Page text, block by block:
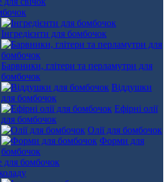
Інгредієнти для бомбочок
Барвники, глітери та перламутри для
бомбочок
Віддушки
для бомбочок
Ефірні олії
для бомбочок
Олії для бомбочок
Форми для
бомбочок